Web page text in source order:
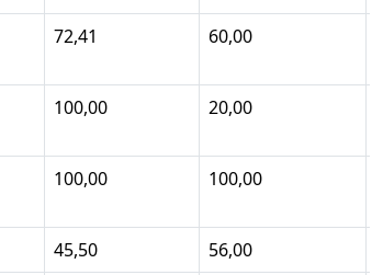
72,41 60,00
100,00 20,00
100,00 100,00
45,50 56,00